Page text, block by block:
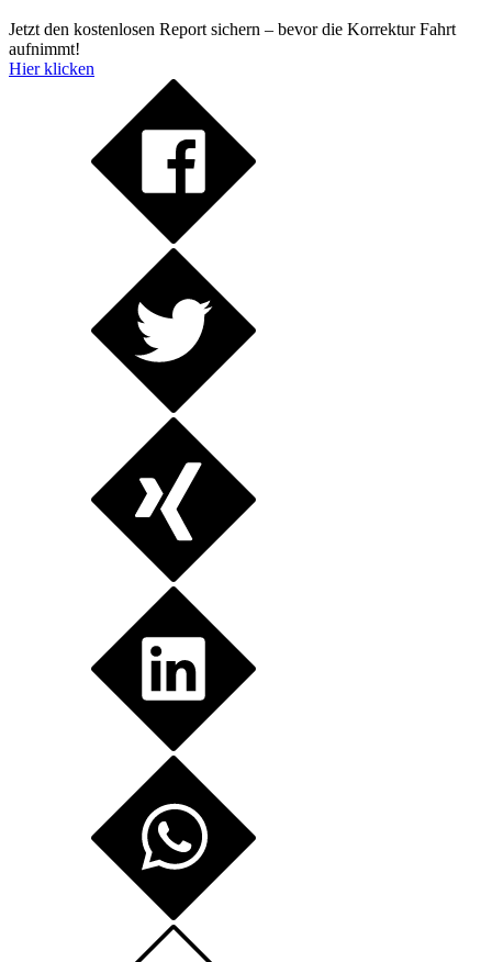
Jetzt den kostenlosen Report sichern – bevor die Korrektur Fahrt
aufnimmt!
Hier klicken